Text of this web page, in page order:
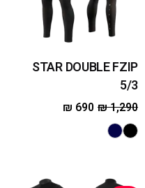
STAR DOUBLE FZIP
5/3
₪1,290
₪ 690